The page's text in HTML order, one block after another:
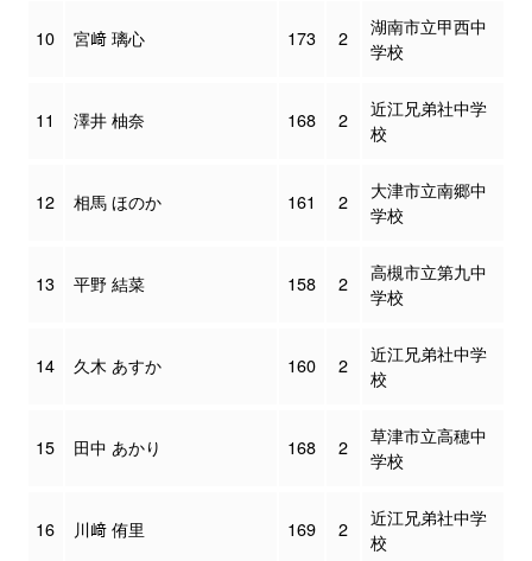
10 宮﨑 璃心 173 2
湖南市立甲西中
学校
11 澤井 柚奈 168 2
近江兄弟社中学
校
12 相馬 ほのか 161 2
大津市立南郷中
学校
13 平野 結菜 158 2
高槻市立第九中
学校
14 久木 あすか 160 2
近江兄弟社中学
校
15 田中 あかり 168 2
草津市立高穂中
学校
16 川﨑 侑里 169 2
近江兄弟社中学
校